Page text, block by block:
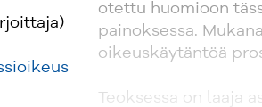
otettu huomioon
painoksessa.
oikeuskäytäntöä
Teoksessa on laaja